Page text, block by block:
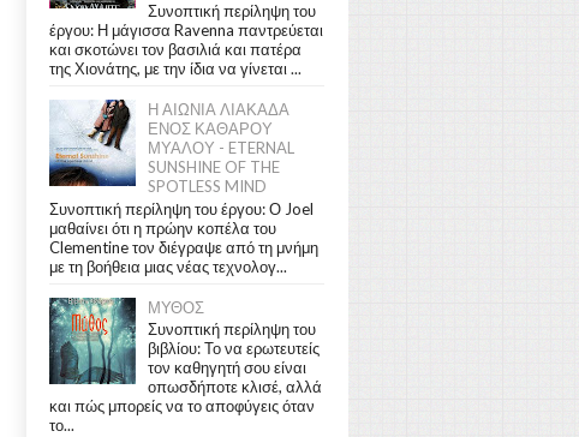
Συνοπτική περίληψη του
έργου: Η μάγισσα Ravenna παντρεύεται
και σκοτώνει τον βασιλιά και πατέρα
της Χιονάτης, με την ίδια να γίνεται ...
Η ΑΙΩΝΙΑ ΛΙΑΚΑΔΑ
ΕΝΟΣ ΚΑΘΑΡΟΥ
ΜΥΑΛΟΥ - ETERNAL
SUNSHINE OF THE
SPOTLESS MIND
Συνοπτική περίληψη του έργου: Ο Joel
μαθαίνει ότι η πρώην κοπέλα του
Clementine τον διέγραψε από τη μνήμη
με τη βοήθεια μιας νέας τεχνολογ...
ΜΥΘΟΣ
Συνοπτική περίληψη του
βιβλίου: Το να ερωτευτείς
τον καθηγητή σου είναι
οπωσδήποτε κλισέ, αλλά
και πώς μπορείς να το αποφύγεις όταν
το...